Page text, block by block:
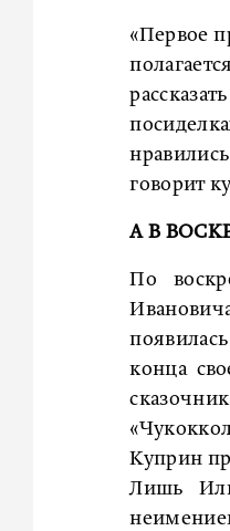
«Первое
говорит
А В
По
конца
Куприн
Лишь